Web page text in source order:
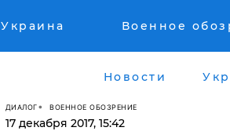
Украина Военное
Новости
ДИАЛОГ ВОЕННОЕ ОБОЗРЕНИЕ
17 декабря 2017, 15:42